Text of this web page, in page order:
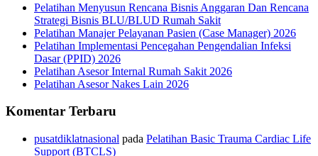
Pelatihan Menyusun Rencana Bisnis Anggaran Dan Rencana
Strategi Bisnis BLU/BLUD Rumah Sakit
Pelatihan Manajer Pelayanan Pasien (Case Manager) 2026
Pelatihan Implementasi Pencegahan Pengendalian Infeksi
Dasar (PPID) 2026
Pelatihan Asesor Internal Rumah Sakit 2026
Pelatihan Asesor Nakes Lain 2026
Komentar Terbaru
pusatdiklatnasional pada Pelatihan Basic Trauma Cardiac Life
Support (BTCLS)